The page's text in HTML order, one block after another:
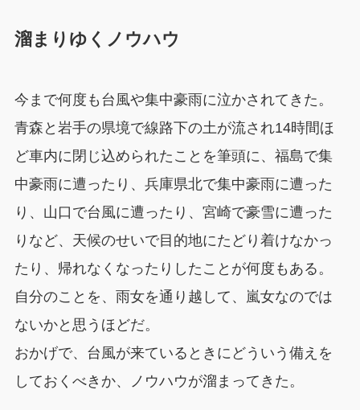
溜まりゆくノウハウ
今まで何度も台風や集中豪雨に泣かされてきた。
青森と岩手の県境で線路下の土が流され14時間ほ
ど車内に閉じ込められたことを筆頭に、福島で集
中豪雨に遭ったり、兵庫県北で集中豪雨に遭った
り、山口で台風に遭ったり、宮崎で豪雪に遭った
りなど、天候のせいで目的地にたどり着けなかっ
たり、帰れなくなったりしたことが何度もある。
自分のことを、雨女を通り越して、嵐女なのでは
ないかと思うほどだ。
おかげで、台風が来ているときにどういう備えを
しておくべきか、ノウハウが溜まってきた。